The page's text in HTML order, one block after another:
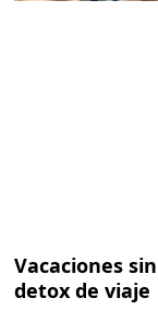
Vacaciones
detox de viaje